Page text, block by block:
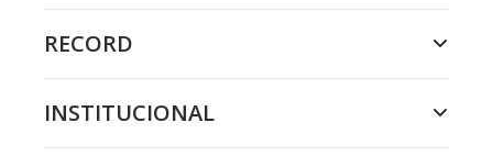
RECORD
INSTITUCIONAL